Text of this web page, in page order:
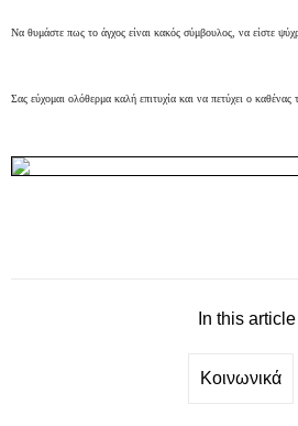
Να θυμάστε πως το άγχος είναι κακός σύμβουλος, να είστε
Σας εύχομαι ολόθερμα καλή επιτυχία και να πετύχει ο καθένας
In this article
Κοινωνικά